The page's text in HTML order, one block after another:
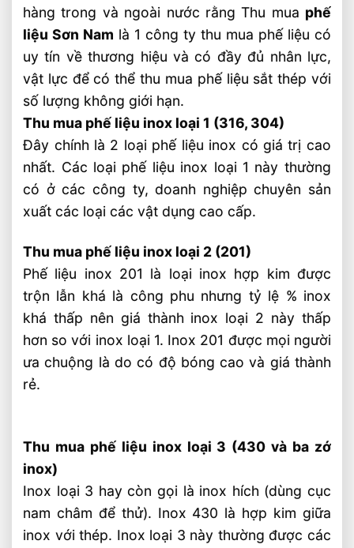
hàng trong và ngoài nước rằng Thu mua phế
liệu Sơn Nam là 1 công ty thu mua phế liệu có
uy tín về thương hiệu và có đầy đủ nhân lực,
vật lực để có thể thu mua phế liệu sắt thép với
số lượng không giới hạn.
Thu mua phế liệu inox loại 1 (316, 304)
Đây chính là 2 loại phế liệu inox có giá trị cao
nhất. Các loại phế liệu inox loại 1 này thường
có ở các công ty, doanh nghiệp chuyên sản
xuất các loại các vật dụng cao cấp.
Thu mua phế liệu inox loại 2 (201)
Phế liệu inox 201 là loại inox hợp kim được
trộn lẫn khá là công phu nhưng tỷ lệ % inox
khá thấp nên giá thành inox loại 2 này thấp
hơn so với inox loại 1. Inox 201 được mọi người
ưa chuộng là do có độ bóng cao và giá thành
rẻ.
Thu mua phế liệu inox loại 3 (430 và ba zớ
inox)
Inox loại 3 hay còn gọi là inox hích (dùng cục
nam châm để thử). Inox 430 là hợp kim giữa
inox với thép. Inox loại 3 này thường được các